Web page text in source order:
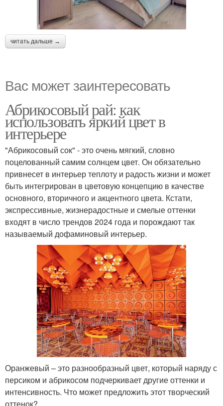
читать дальше →
Вас может заинтересовать
Абрикосовый рай: как
использовать яркий цвет в
интерьере
"Абрикосовый сок" - это очень мягкий, словно
поцелованный самим солнцем цвет. Он обязательно
привнесет в интерьер теплоту и радость жизни и может
быть интегрирован в цветовую концепцию в качестве
основного, вторичного и акцентного цвета. Кстати,
экспрессивные, жизнерадостные и смелые оттенки
входят в число трендов 2024 года и порождают так
называемый дофаминовый интерьер.
Оранжевый – это разнообразный цвет, который наряду с
персиком и абрикосом подчеркивает другие оттенки и
интенсивность. Что может предложить этот творческий
оттенок?